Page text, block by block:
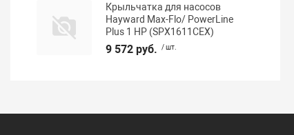
Крыльчатка для насосов
Hayward Max-Flo/ PowerLine
Plus 1 НР (SPX1611CEX)
9 572 руб. / шт.